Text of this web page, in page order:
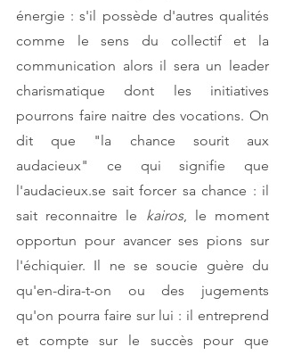
énergie : s'il possède d'autres qualités
comme le sens du collectif et la
communication alors il sera un leader
charismatique dont les initiatives
pourrons faire naitre des vocations. On
dit que "la chance sourit aux
audacieux" ce qui signifie que
l'audacieux.se sait forcer sa chance : il
sait reconnaitre le kairos, le moment
opportun pour avancer ses pions sur
l'échiquier. Il ne se soucie guère du
qu'en-dira-t-on ou des jugements
qu'on pourra faire sur lui : il entreprend
et compte sur le succès pour que